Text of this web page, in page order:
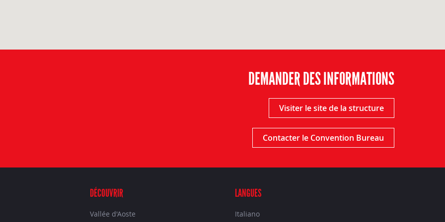
DEMANDER DES INFORMATIONS
Visiter le site de la structure
Contacter le Convention Bureau
DÉCOUVRIR
Vallée d'Aoste
LANGUES
Italiano